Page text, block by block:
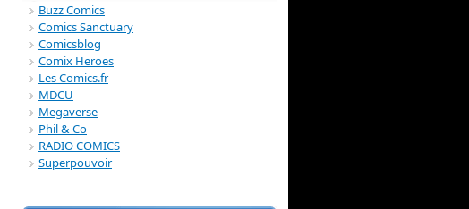
Buzz Comics
Comics Sanctuary
Comicsblog
Comix Heroes
Les Comics.fr
MDCU
Megaverse
Phil & Co
RADIO COMICS
Superpouvoir